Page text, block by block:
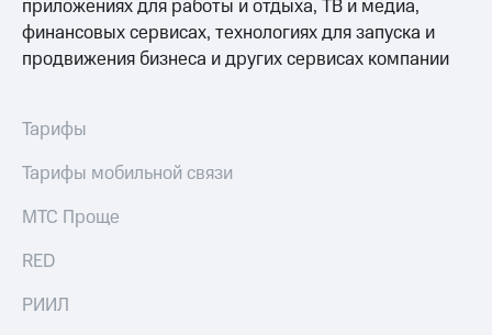
приложениях для работы и отдыха, ТВ и медиа,
финансовых сервисах, технологиях для запуска и
продвижения бизнеса и других сервисах компании
Тарифы
Тарифы мобильной связи
МТС Проще
RED
РИИЛ